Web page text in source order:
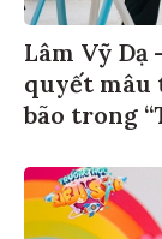
Lâm Vỹ Dạ
quyết mâu
bão trong